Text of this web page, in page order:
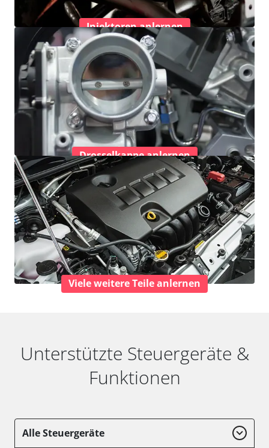
Injektoren anlernen
Drosselkappe anlernen
Viele weitere Teile anlernen
Unterstützte Steuergeräte &
Funktionen
Alle Steuergeräte